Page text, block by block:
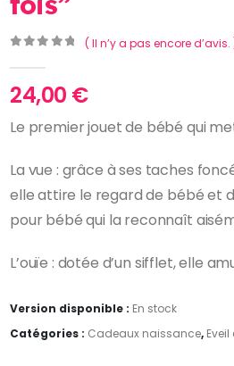
( Il n’y a pas encore d’avis.
24,00 €
Le premier jouet de bébé qui
La vue : grâce à ses taches
elle attire le regard de bébé et
pour bébé qui la reconnaît
L’ouïe : dotée d’un sifflet, elle
Version disponible : En stock
Catégories : Cadeaux naissance,